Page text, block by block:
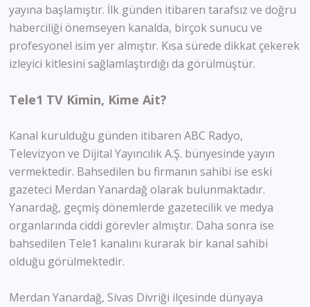
yayına başlamıştır. İlk günden itibaren tarafsız ve doğru
haberciliği önemseyen kanalda, birçok sunucu ve
profesyonel isim yer almıştır. Kısa sürede dikkat çekerek
izleyici kitlesini sağlamlaştırdığı da görülmüştür.
Tele1 TV Kimin, Kime Ait?
Kanal kurulduğu günden itibaren ABC Radyo,
Televizyon ve Dijital Yayıncılık A.Ş. bünyesinde yayın
vermektedir. Bahsedilen bu firmanın sahibi ise eski
gazeteci Merdan Yanardağ olarak bulunmaktadır.
Yanardağ, geçmiş dönemlerde gazetecilik ve medya
organlarında ciddi görevler almıştır. Daha sonra ise
bahsedilen Tele1 kanalını kurarak bir kanal sahibi
olduğu görülmektedir.
Merdan Yanardağ, Sivas Divriği ilçesinde dünyaya